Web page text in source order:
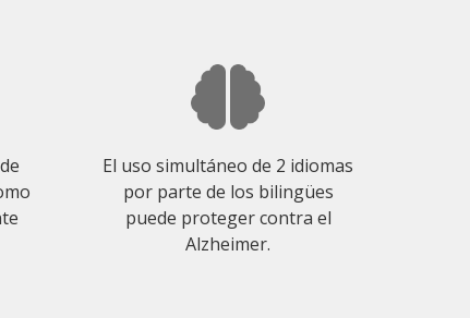
El uso simultáneo de 2 idiomas
por parte de los bilingües
puede proteger contra el
Alzheimer.